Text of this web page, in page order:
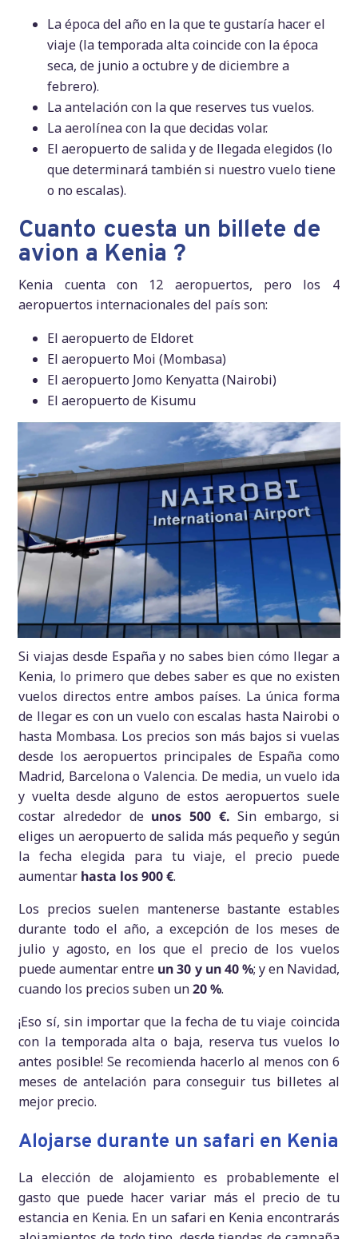
La época del año en la que te gustaría hacer el
viaje (la temporada alta coincide con la época
seca, de junio a octubre y de diciembre a
febrero).
La antelación con la que reserves tus vuelos.
La aerolínea con la que decidas volar.
El aeropuerto de salida y de llegada elegidos (lo
que determinará también si nuestro vuelo tiene
o no escalas).
Cuanto cuesta un billete de
avion a Kenia ?
Kenia cuenta con 12 aeropuertos, pero los 4
aeropuertos internacionales del país son:
El aeropuerto de Eldoret
El aeropuerto Moi (Mombasa)
El aeropuerto Jomo Kenyatta (Nairobi)
El aeropuerto de Kisumu
Si viajas desde España y no sabes bien cómo llegar a
Kenia, lo primero que debes saber es que no existen
vuelos directos entre ambos países. La única forma
de llegar es con un vuelo con escalas hasta Nairobi o
hasta Mombasa. Los precios son más bajos si vuelas
desde los aeropuertos principales de España como
Madrid, Barcelona o Valencia. De media, un vuelo ida
y vuelta desde alguno de estos aeropuertos suele
costar alrededor de unos 500 €. Sin embargo, si
eliges un aeropuerto de salida más pequeño y según
la fecha elegida para tu viaje, el precio puede
aumentar hasta los 900 €.
Los precios suelen mantenerse bastante estables
durante todo el año, a excepción de los meses de
julio y agosto, en los que el precio de los vuelos
puede aumentar entre un 30 y un 40 %; y en Navidad,
cuando los precios suben un20 %.
¡Eso sí, sin importar que la fecha de tu viaje coincida
con la temporada alta o baja, reserva tus vuelos lo
antes posible! Se recomienda hacerlo al menos con 6
meses de antelación para conseguir tus billetes al
mejor precio.
Alojarse durante un safari en Kenia
La elección de alojamiento es probablemente el
gasto que puede hacer variar más el precio de tu
estancia en Kenia. En un safari en Kenia encontrarás